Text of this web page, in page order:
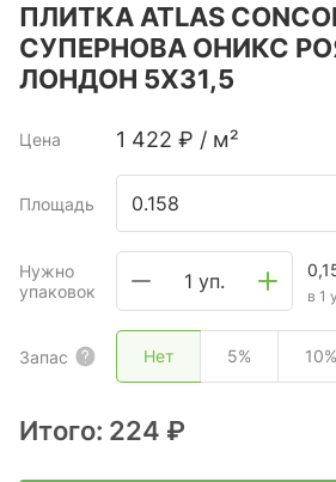
ПЛИТКА ATLAS
СУПЕРНОВА ОНИКС
ЛОНДОН 5X31,5
Цена 1 422 ₽ / м²
Площадь
Нужно
упаковок
1 уп.
в 1
Запас Нет 5% 10%
Итого: 224 ₽